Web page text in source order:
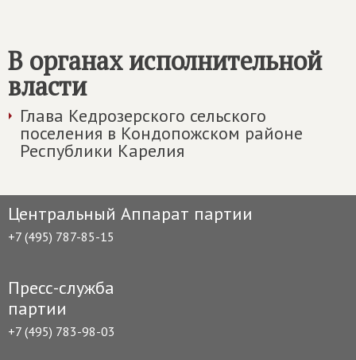
В органах исполнительной
власти
Глава Кедрозерского сельского
поселения в Кондопожском районе
Республики Карелия
Центральный Аппарат партии
+7 (495) 787-85-15
Пресс-служба
партии
+7 (495) 783-98-03